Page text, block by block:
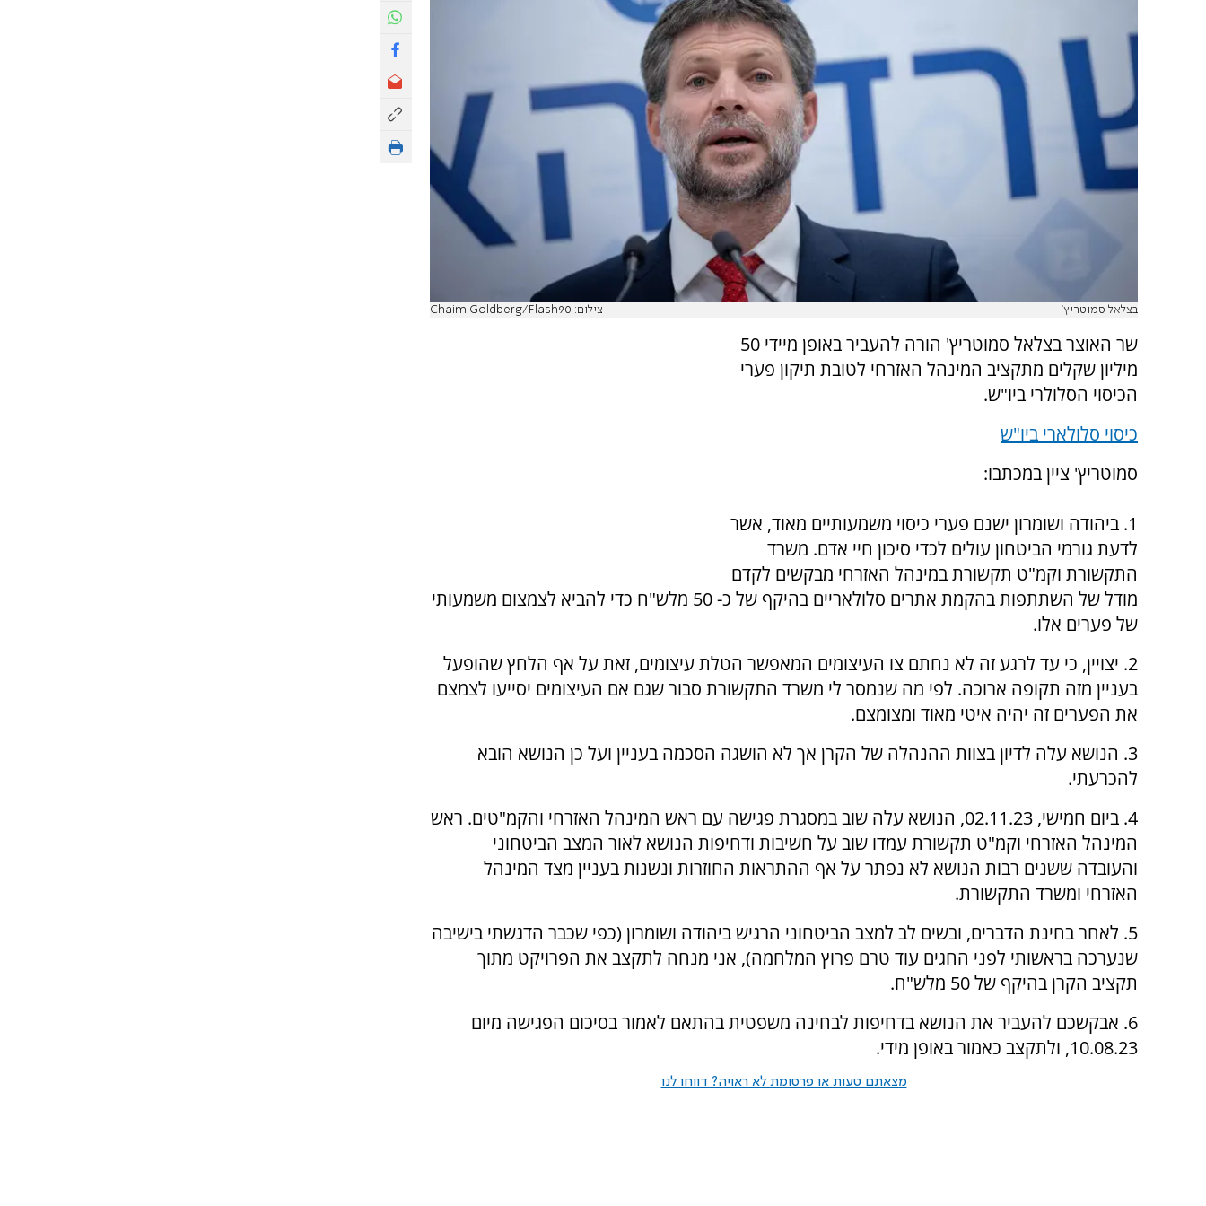
בצלאל סמוטריץ' צילום: Chaim Goldberg/Flash90
שר האוצר בצלאל סמוטריץ' הורה להעביר באופן מיידי 50
מיליון שקלים מתקציב המינהל האזרחי לטובת תיקון פערי
הכיסוי הסלולרי ביו"ש.
כיסוי סלולארי ביו"ש
סמוטריץ' ציין במכתבו:
1. ביהודה ושומרון ישנם פערי כיסוי משמעותיים מאוד, אשר
לדעת גורמי הביטחון עולים לכדי סיכון חיי אדם. משרד
התקשורת וקמ"ט תקשורת במינהל האזרחי מבקשים לקדם
מודל של השתתפות בהקמת אתרים סלולאריים בהיקף של כ- 50 מלש"ח כדי להביא לצמצום משמעותי
של פערים אלו.
2. יצויין, כי עד לרגע זה לא נחתם צו העיצומים המאפשר הטלת עיצומים, זאת על אף הלחץ שהופעל
בעניין מזה תקופה ארוכה. לפי מה שנמסר לי משרד התקשורת סבור שגם אם העיצומים יסייעו לצמצם
את הפערים זה יהיה איטי מאוד ומצומצם.
3. הנושא עלה לדיון בצוות ההנהלה של הקרן אך לא הושגה הסכמה בעניין ועל כן הנושא הובא
להכרעתי.
4. ביום חמישי, 02.11.23, הנושא עלה שוב במסגרת פגישה עם ראש המינהל האזרחי והקמ"טים. ראש
המינהל האזרחי וקמ"ט תקשורת עמדו שוב על חשיבות ודחיפות הנושא לאור המצב הביטחוני
והעובדה ששנים רבות הנושא לא נפתר על אף ההתראות החוזרות ונשנות בעניין מצד המינהל
האזרחי ומשרד התקשורת.
5. לאחר בחינת הדברים, ובשים לב למצב הביטחוני הרגיש ביהודה ושומרון (כפי שכבר הדגשתי בישיבה
שנערכה בראשותי לפני החגים עוד טרם פרוץ המלחמה), אני מנחה לתקצב את הפרויקט מתוך
תקציב הקרן בהיקף של 50 מלש"ח.
6. אבקשכם להעביר את הנושא בדחיפות לבחינה משפטית בהתאם לאמור בסיכום הפגישה מיום
10.08.23, ולתקצב כאמור באופן מידי.
מצאתם טעות או פרסומת לא ראויה? דווחו לנו